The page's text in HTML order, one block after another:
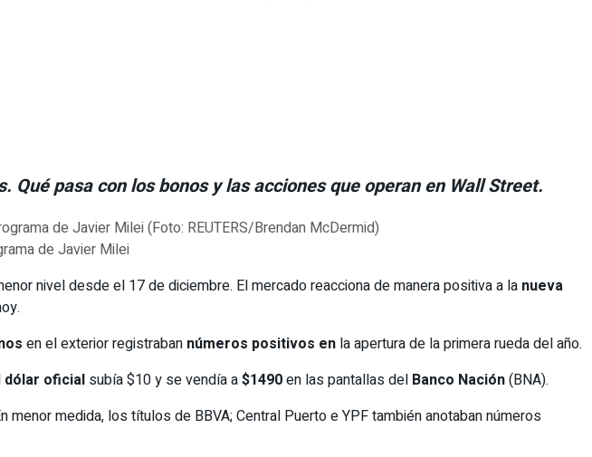
pasa con los bonos y las acciones que operan en Wall Street.
de Javier Milei
nivel desde el 17 de diciembre. El mercado reacciona de manera positiva a la nueva
en el exterior registraban números positivos en la apertura de la primera rueda del año.
dólar oficial subía $10 y se vendía a$1490en las pantallas del Banco Nación(BNA).
menor medida, los títulos de BBVA; Central Puerto e YPF también anotaban números